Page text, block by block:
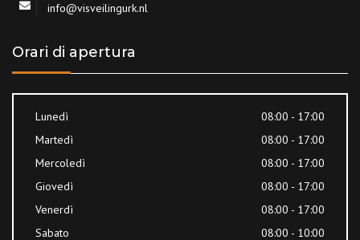
info@visveilingurk.nl
Orari di apertura
Lunedì
08:00 - 17:00
Martedì
08:00 - 17:00
Mercoledì
08:00 - 17:00
Giovedì
08:00 - 17:00
Venerdì
08:00 - 17:00
Sabato
08:00 - 10:00